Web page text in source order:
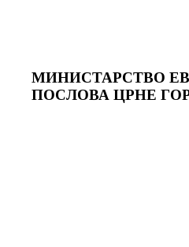
МИНИСТАРСТВО
ПОСЛОВА ЦРНЕ